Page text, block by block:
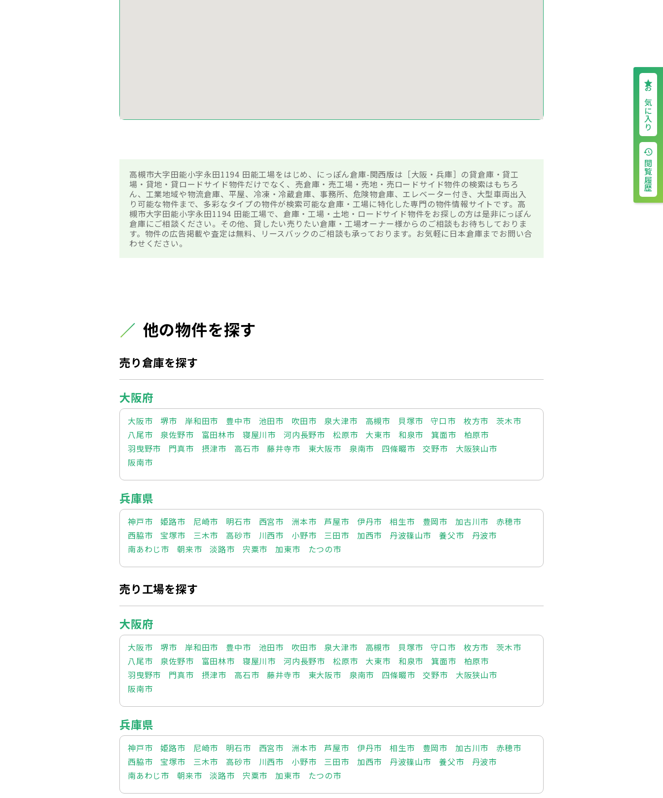
お気に入り
閲覧履歴
高槻市大字田能小字永田1194 田能工場をはじめ、にっぽん倉庫-関西版は［大阪・兵庫］の貸倉庫・貸工
場・貸地・貸ロードサイド物件だけでなく、売倉庫・売工場・売地・売ロードサイド物件の検索はもちろ
ん、工業地域や物流倉庫、平屋、冷凍・冷蔵倉庫、事務所、危険物倉庫、エレベーター付き、大型車両出入
り可能な物件まで、多彩なタイプの物件が検索可能な倉庫・工場に特化した専門の物件情報サイトです。高
槻市大字田能小字永田1194 田能工場で、倉庫・工場・土地・ロードサイド物件をお探しの方は是非にっぽん
倉庫にご相談ください。その他、貸したい売りたい倉庫・工場オーナー様からのご相談もお待ちしておりま
す。物件の広告掲載や査定は無料、リースバックのご相談も承っております。お気軽に日本倉庫までお問い合
わせください。
他の物件を探す
売り倉庫を探す
大阪府
大阪市 堺市 岸和田市 豊中市 池田市 吹田市 泉大津市 高槻市 貝塚市 守口市 枚方市
茨木市
八尾市
泉佐野市 富田林市 寝屋川市 河内長野市 松原市 大東市 和泉市 箕面市
柏原市
羽曳野市
門真市 摂津市 高石市 藤井寺市 東大阪市 泉南市 四條畷市 交野市
大阪狭山市
阪南市
兵庫県
神戸市 姫路市 尼崎市 明石市 西宮市 洲本市 芦屋市 伊丹市 相生市 豊岡市 加古川市
赤穂市
西脇市
宝塚市 三木市 高砂市 川西市 小野市 三田市 加西市 丹波篠山市 養父市
丹波市
南あわじ市
朝来市 淡路市 宍粟市 加東市 たつの市
売り工場を探す
大阪府
大阪市 堺市 岸和田市 豊中市 池田市 吹田市 泉大津市 高槻市 貝塚市 守口市 枚方市
茨木市
八尾市
泉佐野市 富田林市 寝屋川市 河内長野市 松原市 大東市 和泉市 箕面市
柏原市
羽曳野市
門真市 摂津市 高石市 藤井寺市 東大阪市 泉南市 四條畷市 交野市
大阪狭山市
阪南市
兵庫県
神戸市 姫路市 尼崎市 明石市 西宮市 洲本市 芦屋市 伊丹市 相生市 豊岡市 加古川市
赤穂市
西脇市
宝塚市 三木市 高砂市 川西市 小野市 三田市 加西市 丹波篠山市 養父市
丹波市
南あわじ市
朝来市 淡路市 宍粟市 加東市 たつの市